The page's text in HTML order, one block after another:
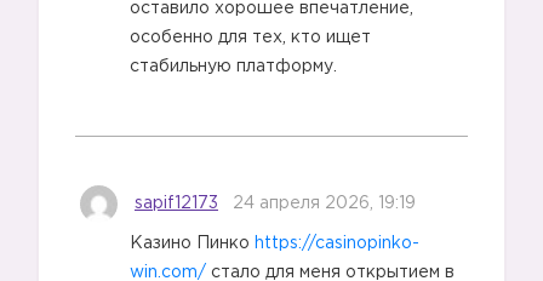
оставило хорошее впечатление,
особенно для тех, кто ищет
стабильную платформу.
sapif12173 24 апреля 2026, 19:19
Казино Пинко https://casinopinko-
win.com/ стало для меня открытием в